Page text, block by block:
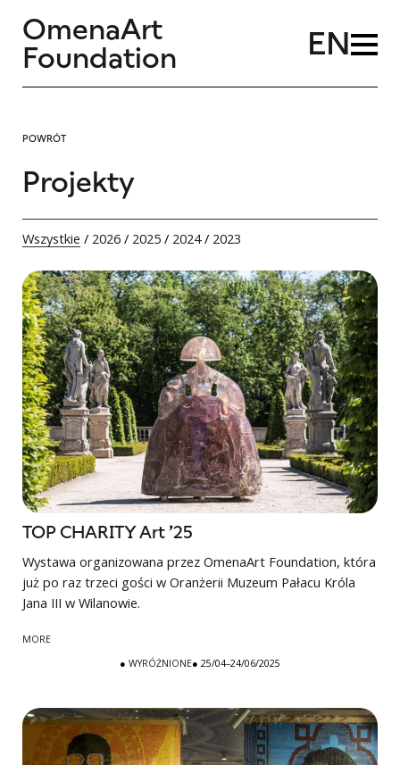
OmenaArt
Foundation
EN
POWRÓT
Projekty
Wszystkie / 2026/ 2025/ 2024/ 2023
TOP CHARITY Art ’25
Wystawa organizowana przez OmenaArt Foundation, która
już po raz trzeci gości w Oranżerii Muzeum Pałacu Króla
Jana III w Wilanowie.
MORE
● WYRÓŻNIONE● 25/04–24/06/2025